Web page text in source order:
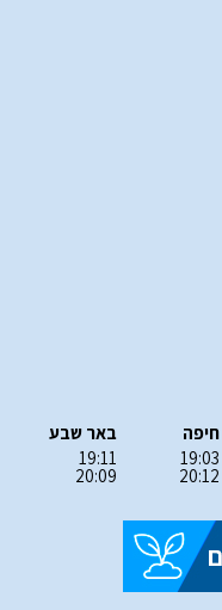
חיפה
19:03
20:12
באר שבע
19:11
20:09